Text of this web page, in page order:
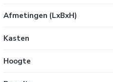
Afmetingen (LxBxH)
Kasten
Hoogte